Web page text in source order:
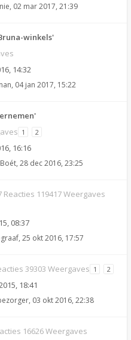
, 02 mar 2017, 21:39
winkels'
14:32
, 04 jan 2017, 15:22
1 2
16:16
, 28 dec 2016, 23:25
Reacties 119417 Weergaves
08:37
, 25 okt 2016, 17:57
39303 Weergaves 1 2
18:41
, 03 okt 2016, 22:38
16626 Weergaves